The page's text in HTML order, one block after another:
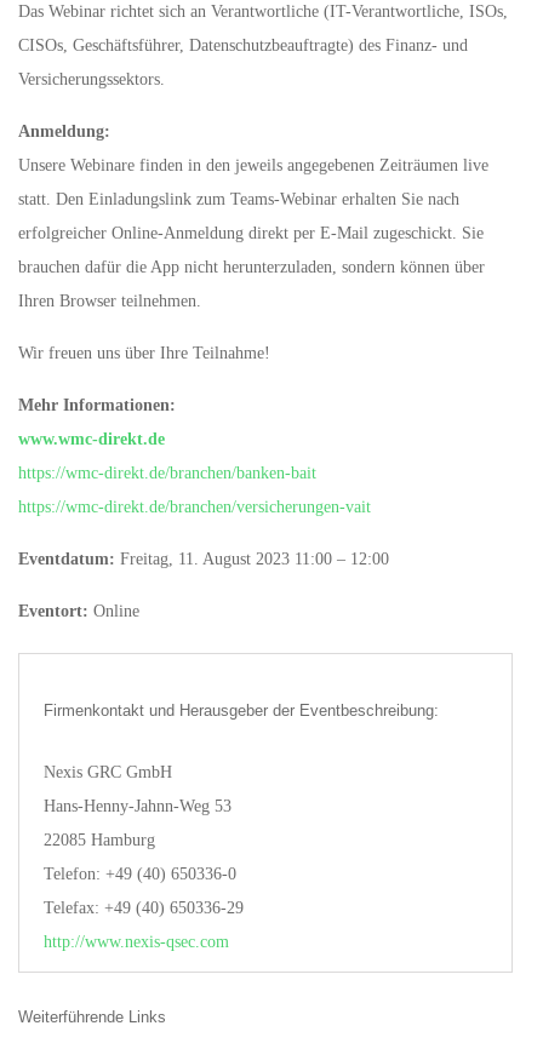
Das Webinar richtet sich an Verantwortliche (IT-Verantwortliche, ISOs,
CISOs, Geschäftsführer, Datenschutzbeauftragte) des Finanz- und
Versicherungssektors.
Anmeldung:
Unsere Webinare finden in den jeweils angegebenen Zeiträumen live
statt. Den Einladungslink zum Teams-Webinar erhalten Sie nach
erfolgreicher Online-Anmeldung direkt per E-Mail zugeschickt. Sie
brauchen dafür die App nicht herunterzuladen, sondern können über
Ihren Browser teilnehmen.
Wir freuen uns über Ihre Teilnahme!
Mehr Informationen:
www.wmc-direkt.de
https://wmc-direkt.de/branchen/banken-bait
https://wmc-direkt.de/branchen/versicherungen-vait
Eventdatum: Freitag, 11. August 2023 11:00 – 12:00
Eventort: Online
Firmenkontakt und Herausgeber der Eventbeschreibung:
Nexis GRC GmbH
Hans-Henny-Jahnn-Weg 53
22085 Hamburg
Telefon: +49 (40) 650336-0
Telefax: +49 (40) 650336-29
http://www.nexis-qsec.com
Weiterführende Links